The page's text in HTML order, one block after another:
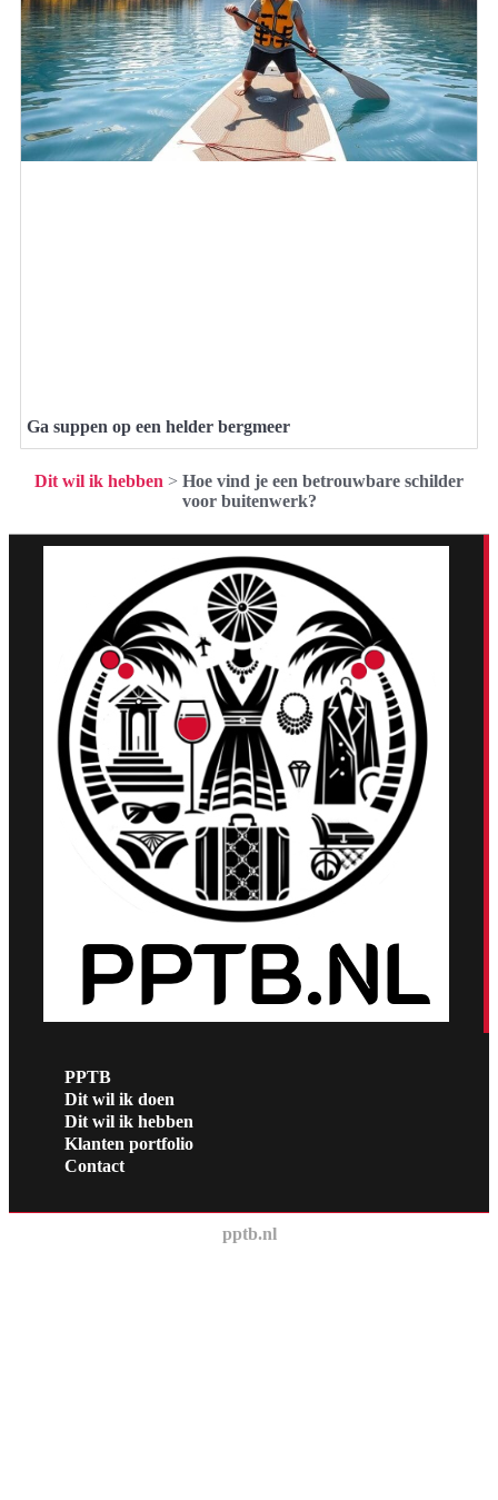
Ga suppen op een helder bergmeer
Dit wil ik hebben > Hoe vind je een betrouwbare schilder
voor buitenwerk?
PPTB
Dit wil ik doen
Dit wil ik hebben
Klanten portfolio
Contact
pptb.nl